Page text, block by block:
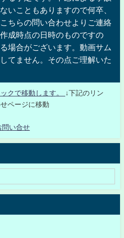
いこともありますので何卒、
ちらの問い合わせよりご連絡
成時点の日時のものですの
場合がございます。動画サム
てません。その点ご理解いた
クで移動します。
↓下記のリン
ページに移動
問い合せ